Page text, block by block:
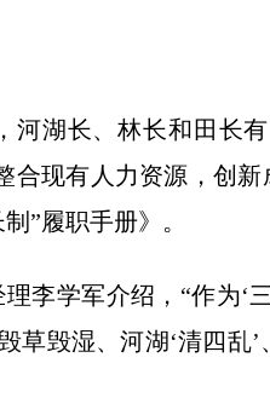
河湖长、林长和田长
现有人力资源，创
”履职手册》。
李学军介绍，“作为‘
草毁湿、河湖‘清四乱